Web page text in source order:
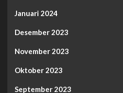
Januari 2024
Desember 2023
November 2023
Oktober 2023
September 2023